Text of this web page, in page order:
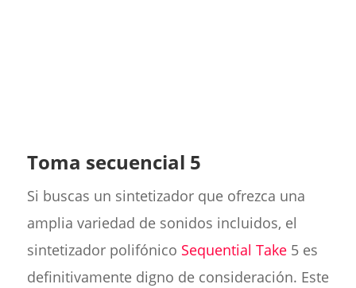
Toma secuencial 5
Si buscas un sintetizador que ofrezca una
amplia variedad de sonidos incluidos, el
sintetizador polifónico Sequential Take5 es
definitivamente digno de consideración. Este